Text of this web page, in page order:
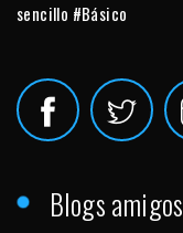
sencillo #Básico
Blogs amigos